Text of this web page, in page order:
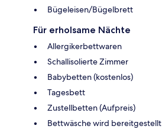
Bügeleisen/Bügelbrett
Für erholsame Nächte
Allergikerbettwaren
Schallisolierte Zimmer
Babybetten (kostenlos)
Tagesbett
Zustellbetten (Aufpreis)
Bettwäsche wird bereitgestellt